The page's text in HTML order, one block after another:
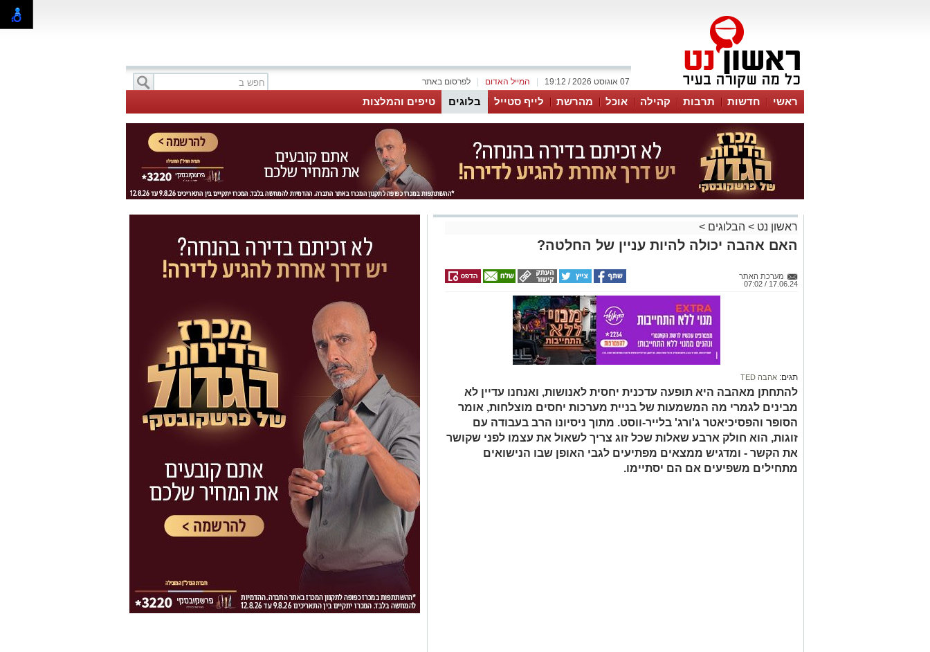
לפרסום באתר המייל האדום 07 אוגוסט 2026 / 19:12
ראשי חדשות תרבות קהילה אוכל מהרשת לייף סטייל בלוגים טיפים והמלצות
ראשון נט > הבלוגים >
האם אהבה יכולה להיות עניין של החלטה?
מערכת האתר
17.06.24 / 07:02
תגים: אהבה TED
להתחתן מאהבה היא תופעה עדכנית יחסית לאנושות, ואנחנו עדיין לא
מבינים לגמרי מה המשמעות של בניית מערכות יחסים מוצלחות, אומר
הסופר והפסיכיאטר ג'ורג' בלייר-ווסט. מתוך ניסיונו הרב בעבודה עם
זוגות, הוא חולק ארבע שאלות שכל זוג צריך לשאול את עצמו לפני שקושר
את הקשר - ומדגיש ממצאים מפתיעים לגבי האופן שבו הנישואים
מתחילים משפיעים אם הם יסתיימו.